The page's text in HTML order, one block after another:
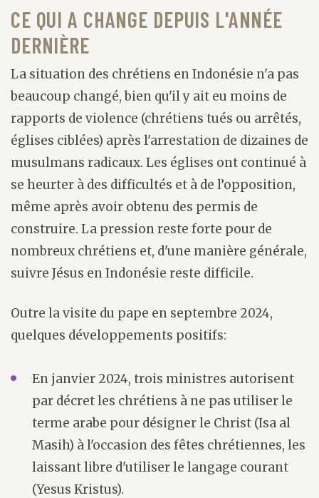
CE QUI A CHANGE DEPUIS L'ANNÉE
DERNIÈRE
La situation des chrétiens en Indonésie n'a pas
beaucoup changé, bien qu'il y ait eu moins de
rapports de violence (chrétiens tués ou arrêtés,
églises ciblées) après l'arrestation de dizaines de
musulmans radicaux. Les églises ont continué à
se heurter à des difficultés et à de l’opposition,
même après avoir obtenu des permis de
construire. La pression reste forte pour de
nombreux chrétiens et, d'une manière générale,
suivre Jésus en Indonésie reste difficile.
Outre la visite du pape en septembre 2024,
quelques développements positifs:
En janvier 2024, trois ministres autorisent
par décret les chrétiens à ne pas utiliser le
terme arabe pour désigner le Christ (Isa al
Masih) à l'occasion des fêtes chrétiennes, les
laissant libre d'utiliser le langage courant
(Yesus Kristus).